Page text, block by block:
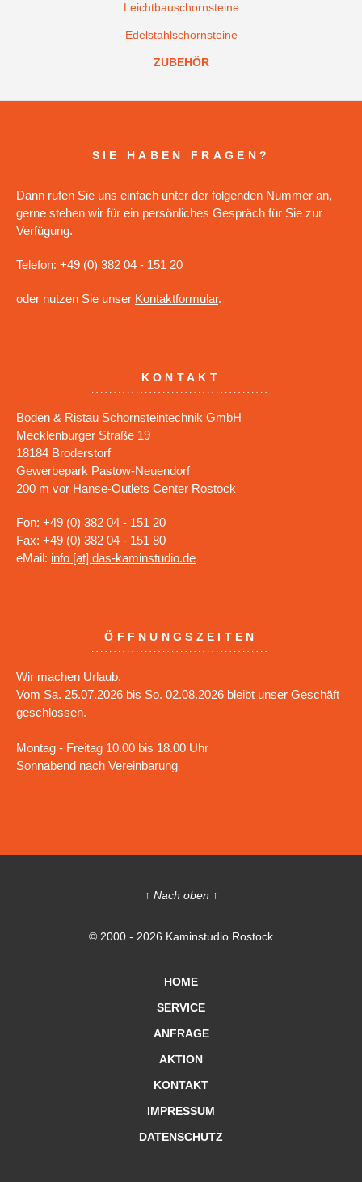
Leichtbauschornsteine
Edelstahlschornsteine
ZUBEHÖR
SIE HABEN FRAGEN?
Dann rufen Sie uns einfach unter der folgenden Nummer an,
gerne stehen wir für ein persönliches Gespräch für Sie zur
Verfügung.
Telefon: +49 (0) 382 04 - 151 20
oder nutzen Sie unser Kontaktformular.
KONTAKT
Boden & Ristau Schornsteintechnik GmbH
Mecklenburger Straße 19
18184 Broderstorf
Gewerbepark Pastow-Neuendorf
200 m vor Hanse-Outlets Center Rostock
Fon: +49 (0) 382 04 - 151 20
Fax: +49 (0) 382 04 - 151 80
eMail: info [at] das-kaminstudio.de
ÖFFNUNGSZEITEN
Wir machen Urlaub.
Vom Sa. 25.07.2026 bis So. 02.08.2026 bleibt unser Geschäft
geschlossen.
Montag - Freitag 10.00 bis 18.00 Uhr
Sonnabend nach Vereinbarung
↑ Nach oben ↑
© 2000 - 2026 Kaminstudio Rostock
HOME
SERVICE
ANFRAGE
AKTION
KONTAKT
IMPRESSUM
DATENSCHUTZ